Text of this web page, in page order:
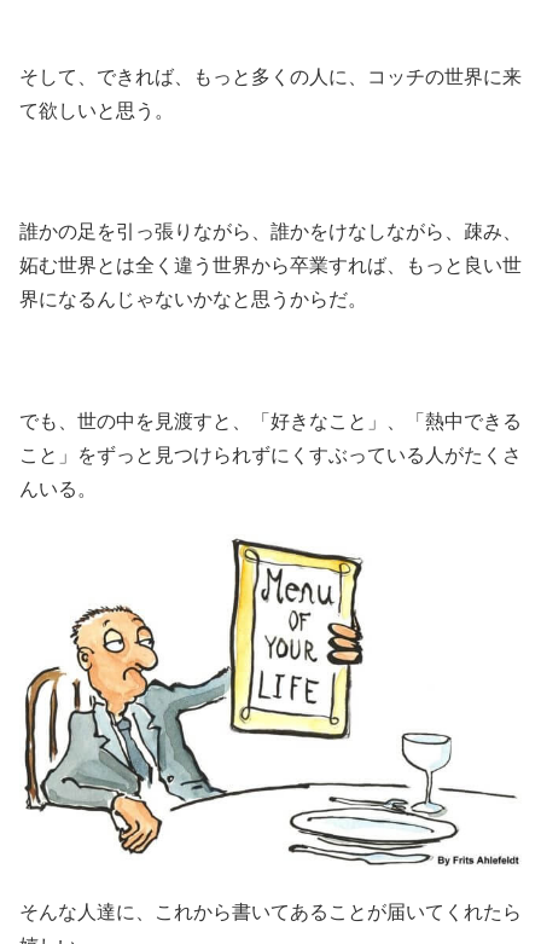
そして、できれば、もっと多くの人に、コッチの世界に来
て欲しいと思う。
誰かの足を引っ張りながら、誰かをけなしながら、疎み、
妬む世界とは全く違う世界から卒業すれば、もっと良い世
界になるんじゃないかなと思うからだ。
でも、世の中を見渡すと、「好きなこと」、「熱中できる
こと」をずっと見つけられずにくすぶっている人がたくさ
んいる。
そんな人達に、これから書いてあることが届いてくれたら